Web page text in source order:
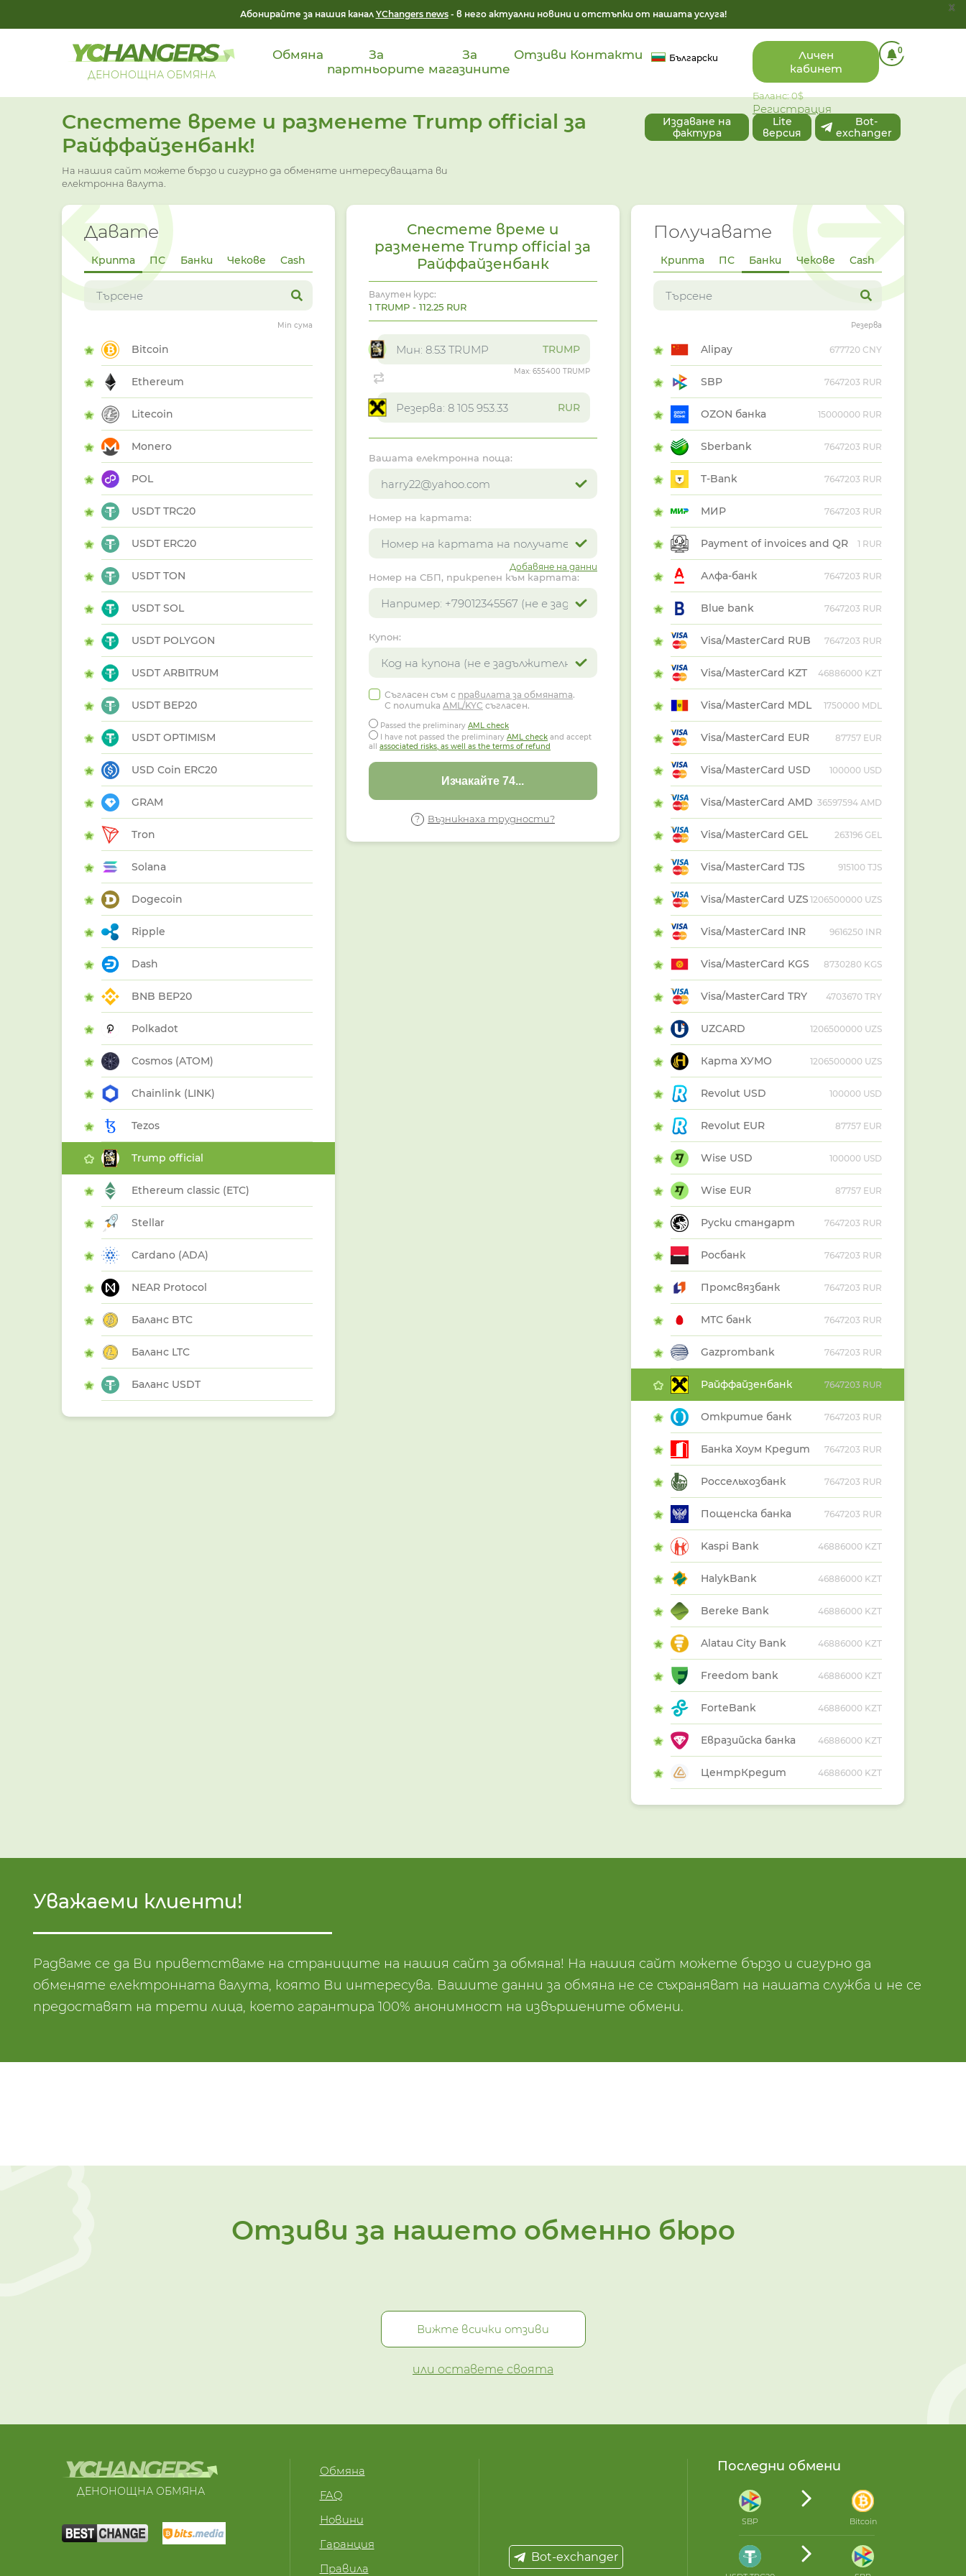
Абонирайте за нашия канал YChangers news- в него актуални новини и отстъпки от нашата услуга!
x
ДЕНОНОЩНА ОБМЯНА
Обмяна
За
партньорите
За
магазините
Отзиви Контакти Български
Личен
кабинет
Баланс: 0$
Регистрация
0
Спестете време и разменете Trump official за
Райффайзенбанк!
На нашия сайт можете бързо и сигурно да обменяте интересуващата ви
електронна валута.
Издаване на
фактура
Lite
версия
Bot-
exchanger
Давате
Крипта ПС Банки Чекове Cash
Min сума
Bitcoin
Ethereum
Litecoin
Monero
POL
USDT TRC20
USDT ERC20
USDT TON
USDT SOL
USDT POLYGON
USDT ARBITRUM
USDT BEP20
USDT OPTIMISM
USD Coin ERC20
GRAM
Tron
Solana
Dogecoin
Ripple
Dash
BNB BEP20
Polkadot
Cosmos (ATOM)
Chainlink (LINK)
Tezos
Trump official
Ethereum classic (ETC)
Stellar
Cardano (ADA)
NEAR Protocol
Баланс BTC
Баланс LTC
Баланс USDT
Спестете време и
разменете Trump official за
Райффайзенбанк
Валутен курс:
1 TRUMP - 112.25 RUR
TRUMP
Max: 655400 TRUMP
RUR
Вашата електронна поща:
Номер на картата:
Добавяне на данни
Номер на СБП, прикрепен към картата:
Купон:
Съгласен съм с правилата за обмяната.
С политика AML/KYC съгласен.
Passed the preliminary AML check
I have not passed the preliminary AML checkand accept
all associated risks, as well as the terms of refund
Изчакайте 60...
Възникнаха трудности?
Получавате
Крипта ПС Банки Чекове Cash
Резерва
Alipay 677720 CNY
SBP 7647203 RUR
OZON банка 15000000 RUR
Sberbank 7647203 RUR
T-Bank 7647203 RUR
МИР 7647203 RUR
Payment of invoices and QR 1 RUR
Алфа-банк 7647203 RUR
Blue bank 7647203 RUR
Visa/MasterCard RUB 7647203 RUR
Visa/MasterCard KZT 46886000 KZT
Visa/MasterCard MDL 1750000 MDL
Visa/MasterCard EUR 87757 EUR
Visa/MasterCard USD 100000 USD
Visa/MasterCard AMD 36597594 AMD
Visa/MasterCard GEL 263196 GEL
Visa/MasterCard TJS 915100 TJS
Visa/MasterCard UZS 1206500000 UZS
Visa/MasterCard INR 9616250 INR
Visa/MasterCard KGS 8730280 KGS
Visa/MasterCard TRY 4703670 TRY
UZCARD 1206500000 UZS
Карта ХУМО 1206500000 UZS
Revolut USD 100000 USD
Revolut EUR 87757 EUR
Wise USD 100000 USD
Wise EUR 87757 EUR
Руски стандарт 7647203 RUR
Росбанк 7647203 RUR
Промсвязбанк 7647203 RUR
МТС банк 7647203 RUR
Gazprombank 7647203 RUR
Райффайзенбанк 7647203 RUR
Откритие банк 7647203 RUR
Банка Хоум Кредит 7647203 RUR
Россельхозбанк 7647203 RUR
Пощенска банка 7647203 RUR
Kaspi Bank 46886000 KZT
HalykBank 46886000 KZT
Bereke Bank 46886000 KZT
Alatau City Bank 46886000 KZT
Freedom bank 46886000 KZT
ForteBank 46886000 KZT
Евразийска банка 46886000 KZT
ЦентрКредит 46886000 KZT
Уважаеми клиенти!
Радваме се да Ви приветстваме на страниците на нашия сайт за обмяна! На нашия сайт можете бързо и сигурно да
обменяте електронната валута, която Ви интересува. Вашите данни за обмяна не се съхраняват на нашата служба и не се
предоставят на трети лица, което гарантира 100% анонимност на извършените обмени.
Отзиви за нашето обменно бюро
Вижте всички отзиви
или оставете своята
ДЕНОНОЩНА ОБМЯНА
Обмяна
FAQ
Новини
Гаранция
Правила
Bot-exchanger
Последни обмени
SBP Bitcoin